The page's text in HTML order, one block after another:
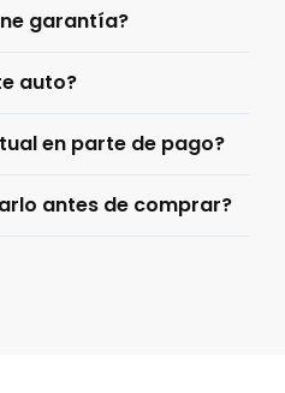
garantía?
auto?
en parte de pago?
antes de comprar?